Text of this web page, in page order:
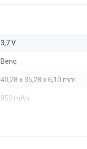
3,7 V
Benq
40,28 x 35,28 x 6,10 mm
850 mAh